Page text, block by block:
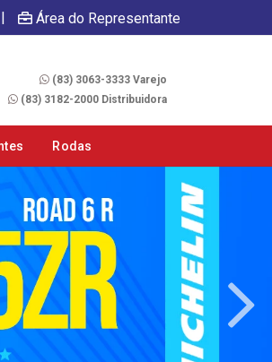
| Área do Representante
(83) 3063-3333 Varejo
(83) 3182-2000 Distribuidora
Rodas